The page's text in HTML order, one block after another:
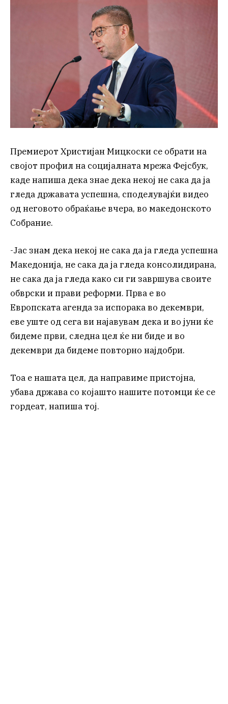
Премиерот Христијан Мицкоски се обрати на
својот профил на социјалната мрежа Фејсбук,
каде напиша дека знае дека некој не сака да ја
гледа државата успешна, споделувајќи видео
од неговото обраќање вчера, во македонското
Собрание.
-Јас знам дека некој не сака да ја гледа успешна
Македонија, не сака да ја гледа консолидирана,
не сака да ја гледа како си ги завршува своите
обврски и прави реформи. Прва е во
Европската агенда за испорака во декември,
еве уште од сега ви најавувам дека и во јуни ќе
бидеме први, следна цел ќе ни биде и во
декември да бидеме повторно најдобри.
Тоа е нашата цел, да направиме пристојна,
убава држава со којашто нашите потомци ќе се
гордеат, напиша тој.